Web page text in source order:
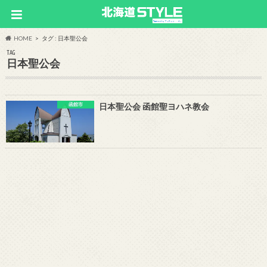
HOME タグ : 日本聖公会
TAG
日本聖公会
函館市 日本聖公会 函館聖ヨハネ教会